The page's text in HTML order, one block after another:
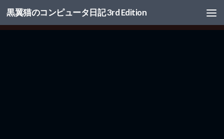
コンテンツへスキップ
黒翼猫のコンピュータ日記 3rd Edition